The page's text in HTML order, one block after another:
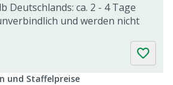
Deutschlands: ca. 2 - 4 Tage
und werden nicht
und Staffelpreise